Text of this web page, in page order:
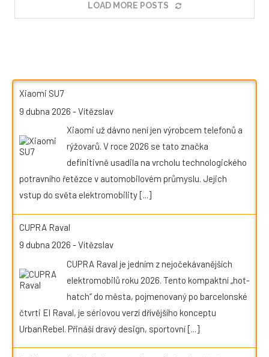
LOAD MORE POSTS
Xiaomi SU7
9 dubna 2026 -Vítězslav
Xiaomi už dávno není jen výrobcem telefonů a
rýžovarů. V roce 2026 se tato značka
definitivně usadila na vrcholu technologického
potravního řetězce v automobilovém průmyslu. Jejich
vstup do světa elektromobility[...]
CUPRA Raval
9 dubna 2026 -Vítězslav
CUPRA Raval je jedním z nejočekávanějších
elektromobilů roku 2026. Tento kompaktní „hot-
hatch“ do města, pojmenovaný po barcelonské
čtvrti El Raval, je sériovou verzí dřívějšího konceptu
UrbanRebel. Přináší dravý design, sportovní[...]